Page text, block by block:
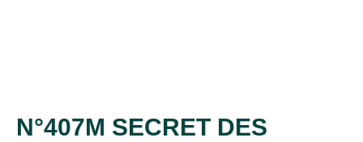
N°407M SECRET DES